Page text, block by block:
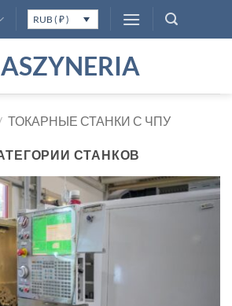
RUB ( ₽ )
ТОКАРНЫЕ СТАНКИ С ЧПУ
СТАНКОВ